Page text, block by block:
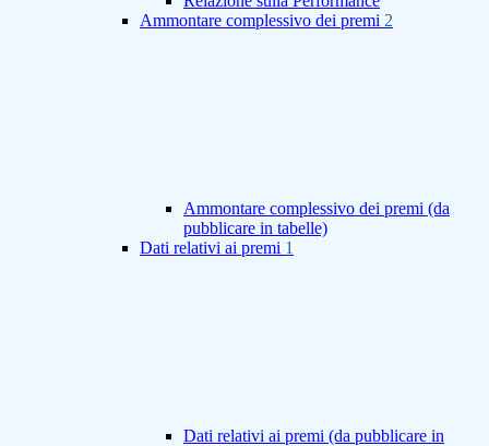
Ammontare complessivo dei premi 2
Ammontare complessivo dei premi (da
pubblicare in tabelle)
Dati relativi ai premi 1
Dati relativi ai premi (da pubblicare in